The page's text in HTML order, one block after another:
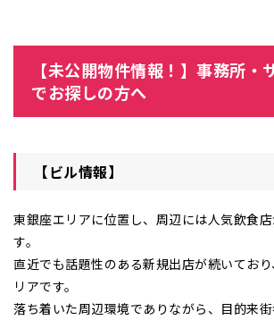
【未公開物件情報！】事務所・
でお探しの方へ
【ビル情報】
東銀座エリアに位置し、周辺には人気飲食
す。
直近でも話題性のある新規出店が続いてお
リアです。
落ち着いた周辺環境でありながら、目的来